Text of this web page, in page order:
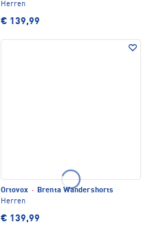
Herren
€ 139,99
Ortovox · Brenta Wandershorts
Herren
€ 139,99